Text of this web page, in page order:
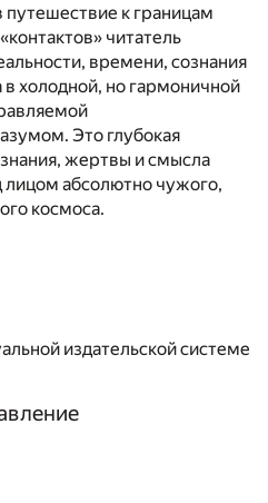
к границам
читатель
времени, сознания
в холодной, но гармоничной
Это глубокая
жертвы и смысла
абсолютно чужого,
космоса.
издательской системе